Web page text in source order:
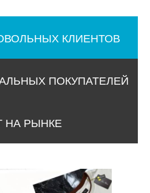
КЛИЕНТОВ
ПОКУПАТЕЛЕЙ
НА РЫНКЕ